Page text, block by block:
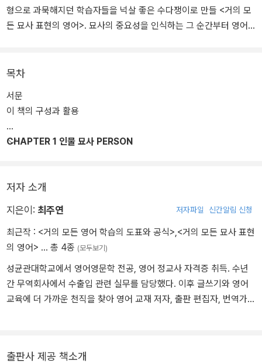
형으로 과묵해지던 학습자들을 넉살 좋은 수다쟁이로 만들 <거의 모
든 묘사 표현의 영어>. 묘사의 중요성을 인식하는 그 순간부터 영어
목차
서문
이 책의 구성과 활용
CHAPTER 1 인물 묘사 PERSON
저자 소개
지은이: 최주연 저자파일 신간알림 신청
최근작 : <거의 모든 영어 학습의 도표와 공식> <거의 모든 묘사 표현
의 영어> … 총 4종 (모두보기)
성균관대학교에서 영어영문학 전공, 영어 정교사 자격증 취득. 수년
간 무역회사에서 수출입 관련 실무를 담당했다. 이후 글쓰기와 영어
교육에 더 가까운 천직을 찾아 영어 교재 저자, 출판 편집자, 번역가로
출판사 제공 책소개